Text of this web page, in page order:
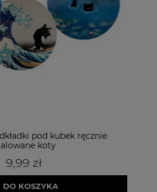
pod kubek ręcznie
koty
9,99 zł
DO KOSZYKA